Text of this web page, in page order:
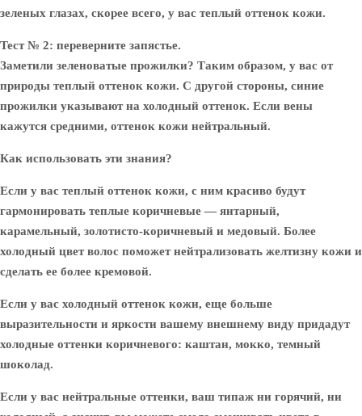
зеленых глазах, скорее всего, у вас теплый оттенок кожи.
Тест № 2: переверните запястье.
Заметили зеленоватые прожилки? Таким образом, у вас от
природы теплый оттенок кожи. С другой стороны, синие
прожилки указывают на холодный оттенок. Если вены
кажутся средними, оттенок кожи нейтральный.
Как использовать эти знания?
Если у вас теплый оттенок кожи, с ним красиво будут
гармонировать теплые коричневые — янтарный,
карамельный, золотисто-коричневый и медовый. Более
холодный цвет волос поможет нейтрализовать желтизну кожи и
сделать ее более кремовой.
Если у вас холодный оттенок кожи, еще больше
выразительности и яркости вашему внешнему виду придадут
холодные оттенки коричневого: каштан, мокко, темный
шоколад.
Если у вас нейтральные оттенки, ваш типаж ни горячий, ни